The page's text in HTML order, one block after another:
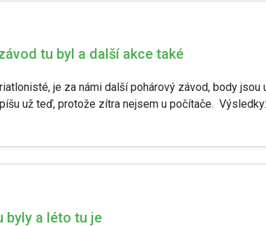
tu byl a další akce také
je za námi další pohárový závod, body
už teď, protože zítra nejsem u počítače.
byly a léto tu je